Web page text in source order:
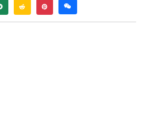
telegramreddit pinterestweixin